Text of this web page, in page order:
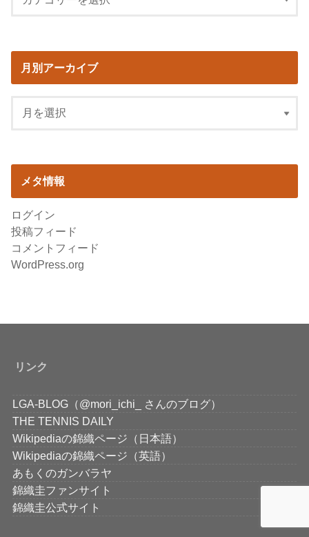
月別アーカイブ
メタ情報
ログイン
投稿フィード
コメントフィード
WordPress.org
リンク
LGA-BLOG（@mori_ichi_ さんのブログ）
THE TENNIS DAILY
Wikipediaの錦織ページ（日本語）
Wikipediaの錦織ページ（英語）
あもくのガンバラヤ
錦織圭ファンサイト
錦織圭公式サイト